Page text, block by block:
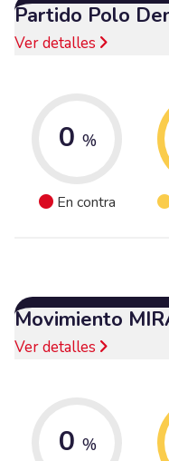
Partido Polo
Ver detalles
0 %
En contra
Movimiento
Ver detalles
0 %